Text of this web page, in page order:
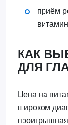
приём
КАК
ДЛЯ
Цена на
широком
проигрышная